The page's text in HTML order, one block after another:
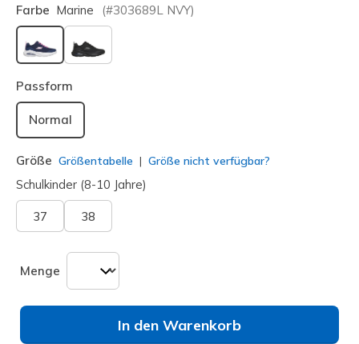
Farbe Marine (#303689L NVY)
ausgewählt
Passform
Normal
Größe Größentabelle Größe nicht verfügbar?
Schulkinder (8-10 Jahre)
37 38
Menge
In den Warenkorb